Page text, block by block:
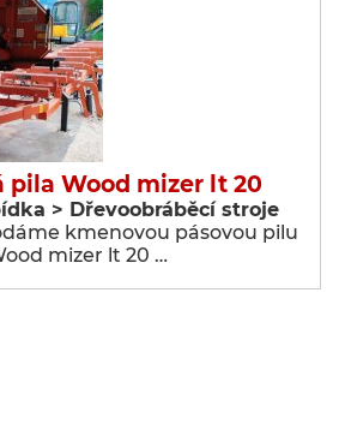
pila Wood mizer lt 20
> Dřevoobráběcí stroje
kmenovou pásovou pilu
mizer lt 20 …